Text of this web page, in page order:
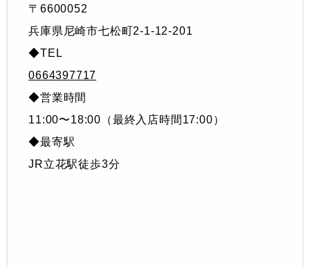
〒6600052
兵庫県尼崎市七松町2-1-12-201
◆TEL
0664397717
◆営業時間
11:00〜18:00（最終入店時間17:00）
◆最寄駅
JR立花駅徒歩3分